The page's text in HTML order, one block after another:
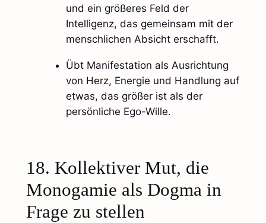
und ein größeres Feld der
Intelligenz, das gemeinsam mit der
menschlichen Absicht erschafft.
Übt Manifestation als Ausrichtung
von Herz, Energie und Handlung auf
etwas, das größer ist als der
persönliche Ego-Wille.​
18. Kollektiver Mut, die
Monogamie als Dogma in
Frage zu stellen